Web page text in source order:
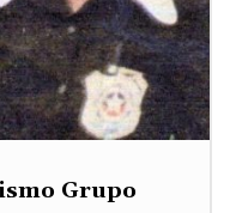
Grupo